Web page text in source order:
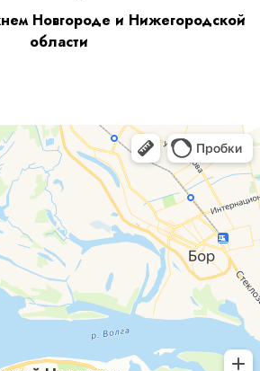
Новгороде и Нижегородской
области